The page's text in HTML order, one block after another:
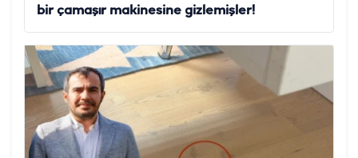
bir çamaşır makinesine gizlemişler!